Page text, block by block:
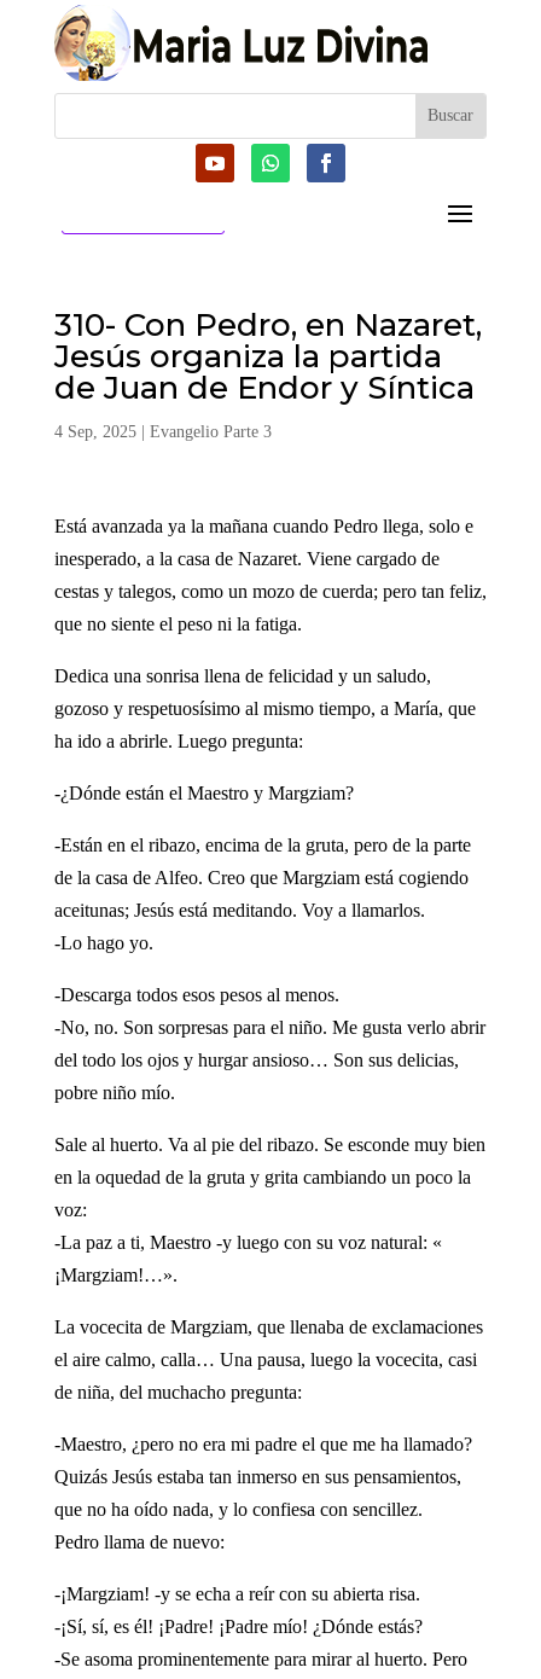
310- Con Pedro, en Nazaret,
Jesús organiza la partida
de Juan de Endor y Síntica
4 Sep, 2025| Evangelio Parte 3
Está avanzada ya la mañana cuando Pedro llega, solo e
inesperado, a la casa de Nazaret. Viene cargado de
cestas y talegos, como un mozo de cuerda; pero tan feliz,
que no siente el peso ni la fatiga.
Dedica una sonrisa llena de felicidad y un saludo,
gozoso y respetuosísimo al mismo tiempo, a María, que
ha ido a abrirle. Luego pregunta:
-¿Dónde están el Maestro y Margziam?
-Están en el ribazo, encima de la gruta, pero de la parte
de la casa de Alfeo. Creo que Margziam está cogiendo
aceitunas; Jesús está meditando. Voy a llamarlos.
-Lo hago yo.
-Descarga todos esos pesos al menos.
-No, no. Son sorpresas para el niño. Me gusta verlo abrir
del todo los ojos y hurgar ansioso… Son sus delicias,
pobre niño mío.
Sale al huerto. Va al pie del ribazo. Se esconde muy bien
en la oquedad de la gruta y grita cambiando un poco la
voz:
-La paz a ti, Maestro -y luego con su voz natural: «
¡Margziam!…».
La vocecita de Margziam, que llenaba de exclamaciones
el aire calmo, calla… Una pausa, luego la vocecita, casi
de niña, del muchacho pregunta:
-Maestro, ¿pero no era mi padre el que me ha llamado?
Quizás Jesús estaba tan inmerso en sus pensamientos,
que no ha oído nada, y lo confiesa con sencillez.
Pedro llama de nuevo:
-¡Margziam! -y se echa a reír con su abierta risa.
-¡Sí, sí, es él! ¡Padre! ¡Padre mío! ¿Dónde estás?
-Se asoma prominentemente para mirar al huerto. Pero